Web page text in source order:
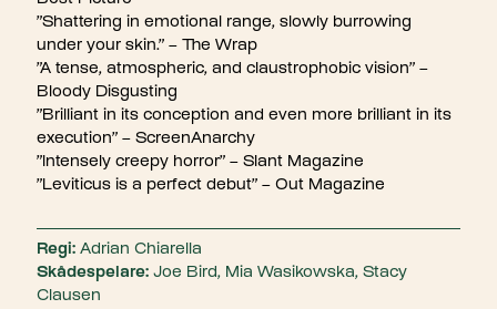
”Shattering in emotional range, slowly burrowing
under your skin.” – The Wrap
”A tense, atmospheric, and claustrophobic vision” –
Bloody Disgusting
”Brilliant in its conception and even more brilliant in its
execution” – ScreenAnarchy
”Intensely creepy horror” – Slant Magazine
”Leviticus is a perfect debut” – Out Magazine
Regi: Adrian Chiarella
Skådespelare: Joe Bird, Mia Wasikowska, Stacy
Clausen